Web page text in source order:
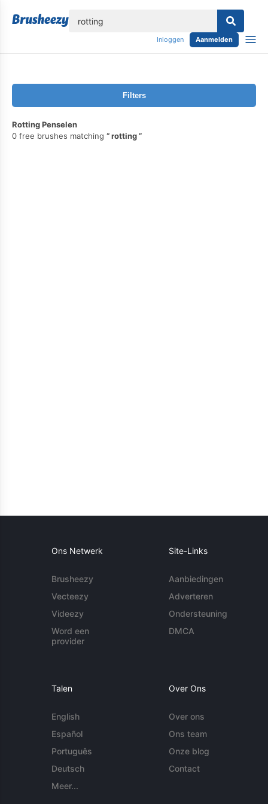
Inloggen Aanmelden
Filters
Rotting Penselen
0 free brushes matching
rotting
Ons Netwerk
Brusheezy
Vecteezy
Videezy
Word een
provider
Site-Links
Aanbiedingen
Adverteren
Ondersteuning
DMCA
Talen
English
Español
Português
Deutsch
Meer...
Over Ons
Over ons
Ons team
Onze blog
Contact